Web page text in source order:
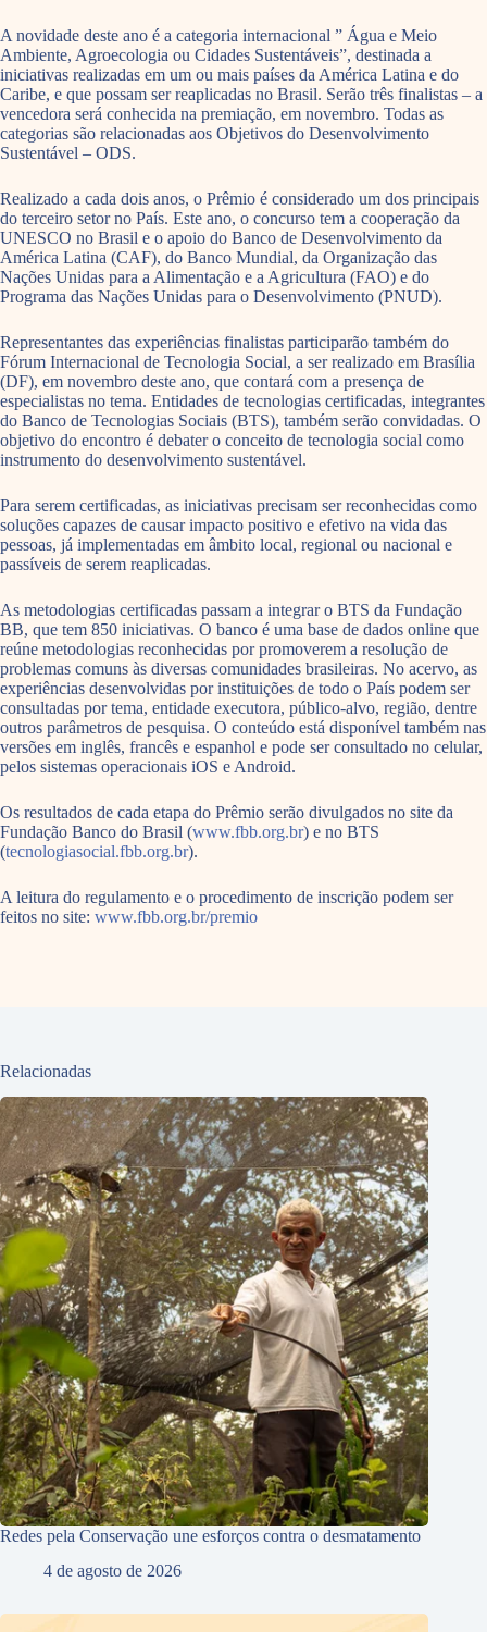
A novidade deste ano é a categoria internacional ” Água e Meio
Ambiente, Agroecologia ou Cidades Sustentáveis”, destinada a
iniciativas realizadas em um ou mais países da América Latina e do
Caribe, e que possam ser reaplicadas no Brasil. Serão três finalistas – a
vencedora será conhecida na premiação, em novembro. Todas as
categorias são relacionadas aos Objetivos do Desenvolvimento
Sustentável – ODS.
Realizado a cada dois anos, o Prêmio é considerado um dos principais
do terceiro setor no País. Este ano, o concurso tem a cooperação da
UNESCO no Brasil e o apoio do Banco de Desenvolvimento da
América Latina (CAF), do Banco Mundial, da Organização das
Nações Unidas para a Alimentação e a Agricultura (FAO) e do
Programa das Nações Unidas para o Desenvolvimento (PNUD).
Representantes das experiências finalistas participarão também do
Fórum Internacional de Tecnologia Social, a ser realizado em Brasília
(DF), em novembro deste ano, que contará com a presença de
especialistas no tema. Entidades de tecnologias certificadas, integrantes
do Banco de Tecnologias Sociais (BTS), também serão convidadas. O
objetivo do encontro é debater o conceito de tecnologia social como
instrumento do desenvolvimento sustentável.
Para serem certificadas, as iniciativas precisam ser reconhecidas como
soluções capazes de causar impacto positivo e efetivo na vida das
pessoas, já implementadas em âmbito local, regional ou nacional e
passíveis de serem reaplicadas.
As metodologias certificadas passam a integrar o BTS da Fundação
BB, que tem 850 iniciativas. O banco é uma base de dados online que
reúne metodologias reconhecidas por promoverem a resolução de
problemas comuns às diversas comunidades brasileiras. No acervo, as
experiências desenvolvidas por instituições de todo o País podem ser
consultadas por tema, entidade executora, público-alvo, região, dentre
outros parâmetros de pesquisa. O conteúdo está disponível também nas
versões em inglês, francês e espanhol e pode ser consultado no celular,
pelos sistemas operacionais iOS e Android.
Os resultados de cada etapa do Prêmio serão divulgados no site da
Fundação Banco do Brasil (www.fbb.org.br) e no BTS
(tecnologiasocial.fbb.org.br).
A leitura do regulamento e o procedimento de inscrição podem ser
feitos no site: www.fbb.org.br/premio
Relacionadas
Redes pela Conservação une esforços contra o desmatamento
4 de agosto de 2026